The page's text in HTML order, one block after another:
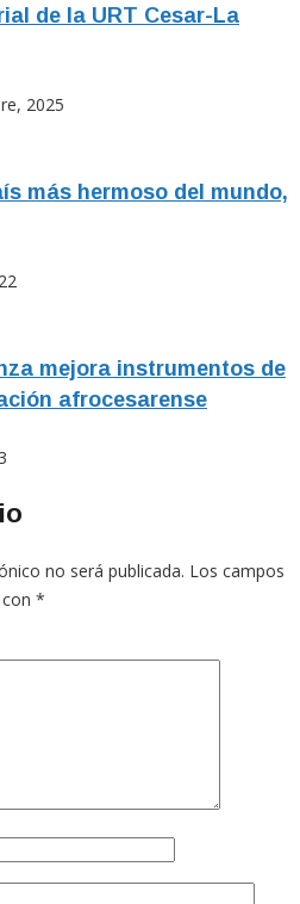
de la URT Cesar-La
2025
más hermoso del mundo,
mejora instrumentos de
afrocesarense
no será publicada. Los campos
*